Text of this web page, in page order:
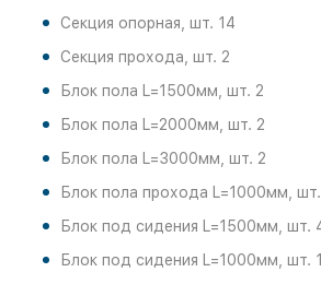
Секция опорная, шт. 14
Секция прохода, шт. 2
Блок пола L=1500мм, шт. 2
Блок пола L=2000мм, шт. 2
Блок пола L=3000мм, шт. 2
Блок пола прохода L=1000мм, шт.
Блок под сидения L=1500мм, шт.
Блок под сидения L=1000мм, шт. 1